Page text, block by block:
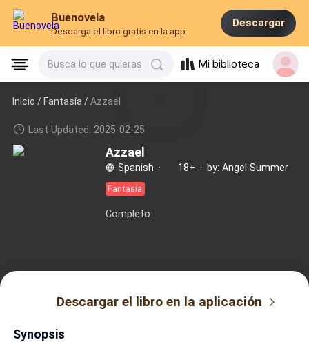
Buenovela
Descarga el libro gratis en la app
Descargar
Busca lo que quieras Mi biblioteca
Inicio /Fantasía /Azzael
Last Updated: 2025-02-25
Azzael
Spanish · 18+ · by: Angel Summer
Fantasía
Completo
Descargar el libro en la aplicación
Synopsis